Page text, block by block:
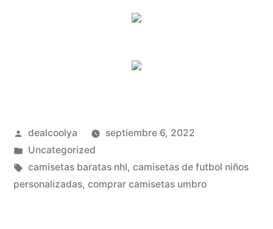
Publicado
por
dealcoolya
septiembre 6, 2022
Publicado
en
Uncategorized
Etiquetas:
camisetas baratas nhl, camisetas de futbol niños
personalizadas, comprar camisetas umbro